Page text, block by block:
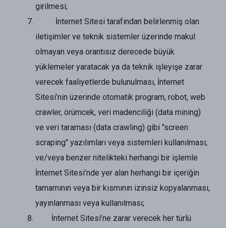
girilmesi;
İnternet Sitesi tarafından belirlenmiş olan
iletişimler ve teknik sistemler üzerinde makul
olmayan veya orantısız derecede büyük
yüklemeler yaratacak ya da teknik işleyişe zarar
verecek faaliyetlerde bulunulması, İnternet
Sitesi’nin üzerinde otomatik program, robot, web
crawler, örümcek, veri madenciliği (data mining)
ve veri taraması (data crawling) gibi "screen
scraping" yazılımları veya sistemleri kullanılması;
ve/veya benzer nitelikteki herhangi bir işlemle
İnternet Sitesi’nde yer alan herhangi bir içeriğin
tamamının veya bir kısmının izinsiz kopyalanması,
yayınlanması veya kullanılması;
İnternet Sitesi’ne zarar verecek her türlü